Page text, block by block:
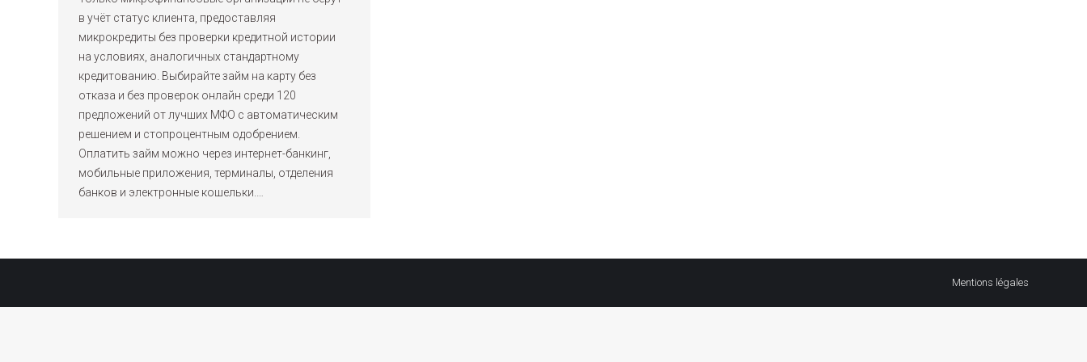
в учёт статус клиента, предоставляя
микрокредиты без проверки кредитной истории
на условиях, аналогичных стандартному
кредитованию. Выбирайте займ на карту без
отказа и без проверок онлайн среди 120
предложений от лучших МФО с автоматическим
решением и стопроцентным одобрением.
Оплатить займ можно через интернет-банкинг,
мобильные приложения, терминалы, отделения
банков и электронные кошельки.…
Mentions légales